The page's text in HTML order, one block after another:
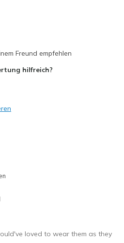
too wide
Freund empfehlen
hilfreich?
loved to wear them as they